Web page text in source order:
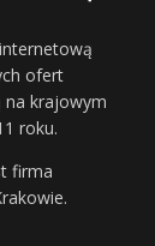
ofert
na krajowym
roku.
firma